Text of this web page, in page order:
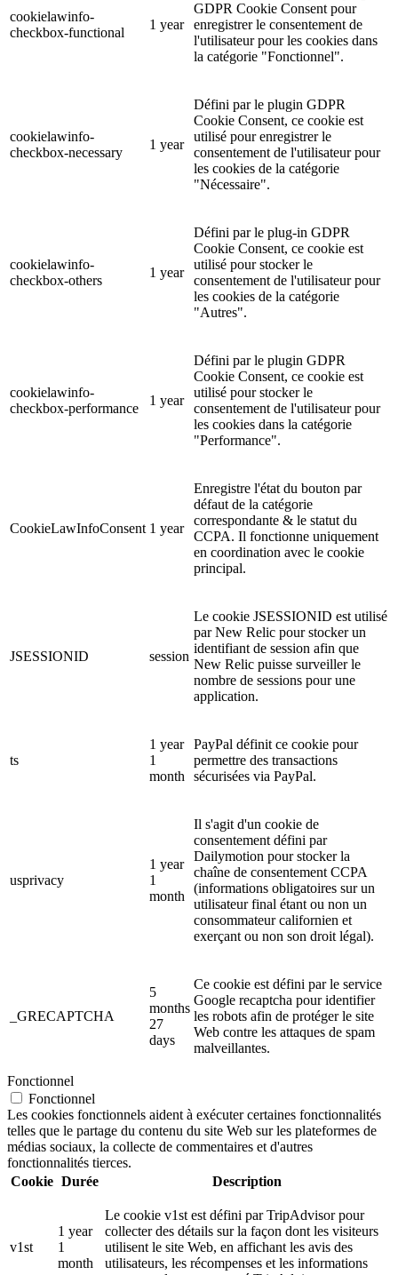
cookielawinfo-
checkbox-functional
1 year
GDPR Cookie Consent pour
enregistrer le consentement de
l'utilisateur pour les cookies dans
la catégorie "Fonctionnel".
cookielawinfo-
checkbox-necessary
1 year
Défini par le plugin GDPR
Cookie Consent, ce cookie est
utilisé pour enregistrer le
consentement de l'utilisateur pour
les cookies de la catégorie
"Nécessaire".
cookielawinfo-
checkbox-others
1 year
Défini par le plug-in GDPR
Cookie Consent, ce cookie est
utilisé pour stocker le
consentement de l'utilisateur pour
les cookies de la catégorie
"Autres".
cookielawinfo-
checkbox-performance
1 year
Défini par le plugin GDPR
Cookie Consent, ce cookie est
utilisé pour stocker le
consentement de l'utilisateur pour
les cookies dans la catégorie
"Performance".
CookieLawInfoConsent 1 year
Enregistre l'état du bouton par
défaut de la catégorie
correspondante & le statut du
CCPA. Il fonctionne uniquement
en coordination avec le cookie
principal.
JSESSIONID session
Le cookie JSESSIONID est utilisé
par New Relic pour stocker un
identifiant de session afin que
New Relic puisse surveiller le
nombre de sessions pour une
application.
ts
1 year
1
month
PayPal définit ce cookie pour
permettre des transactions
sécurisées via PayPal.
usprivacy
1 year
1
month
Il s'agit d'un cookie de
consentement défini par
Dailymotion pour stocker la
chaîne de consentement CCPA
(informations obligatoires sur un
utilisateur final étant ou non un
consommateur californien et
exerçant ou non son droit légal).
_GRECAPTCHA
5
months
27
days
Ce cookie est défini par le service
Google recaptcha pour identifier
les robots afin de protéger le site
Web contre les attaques de spam
malveillantes.
Fonctionnel
Fonctionnel
Les cookies fonctionnels aident à exécuter certaines fonctionnalités
telles que le partage du contenu du site Web sur les plateformes de
médias sociaux, la collecte de commentaires et d'autres
fonctionnalités tierces.
Cookie Durée Description
v1st
1 year
1
month
Le cookie v1st est défini par TripAdvisor pour
collecter des détails sur la façon dont les visiteurs
utilisent le site Web, en affichant les avis des
utilisateurs, les récompenses et les informations